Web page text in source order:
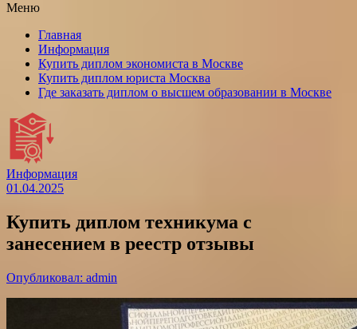
Меню
Главная
Информация
Купить диплом экономиста в Москве
Купить диплом юриста Москва
Где заказать диплом о высшем образовании в Москве
Информация
01.04.2025
Купить диплом техникума с
занесением в реестр отзывы
Опубликовал: admin